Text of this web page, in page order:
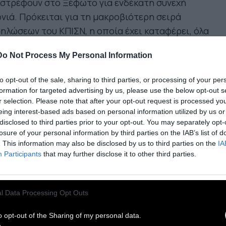
Not Process My Personal Information
opt-out of the sale, sharing to third parties, or processing of your
for targeted advertising by us, please use the below opt-out
selection. Please note that after your opt-out request is processed
interest-based ads based on personal information utilized by us
to third parties prior to your opt-out. You may separately
of your personal information by third parties on the IAB’s list of
This information may also be disclosed by us to third parties on the
Participants that may further disclose it to other third parties.
Data Processing Opt Outs
opt-out of the Sharing of my personal data.
στο Ξέφωτο για ενδέκατη συνεχή
Πρόκειται για τη μακροβιότερη σειρά
του ΚΠΙΣΝ, η οποία έχει καταφέρει, όλα
ηλικίας, όπου κάθε χρόνο όλο και
προβολές ξαπλωμένοι στο
κάτω από τον έναστρο ουρανό.
το ενήλικο κοινό θα έχει την ευκαιρία να δει
μιούζικαλ επιλεγμένα από το Φεστιβάλ
Θεσσαλονίκης ενώ τα παιδιά θα
ταινίες με θέμα τη φιλία και την
Διεθνές Φεστιβάλ Κινηματογράφου